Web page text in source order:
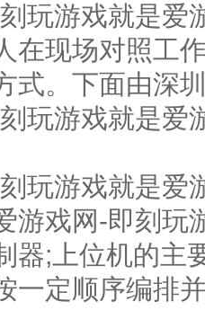
游戏就是爱
在现场对照工
式。下面由深
玩游戏就是爱
游戏就是爱
游戏网-即刻玩
器;上位机的主
一定顺序编排